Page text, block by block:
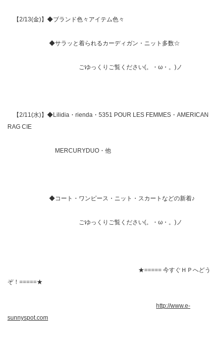
【2/13(金)】◆ブランド色々アイテム色々
◆サラッと着られるカーディガン・ニット多数☆
ごゆっくりご覧ください(。・ω・。)ノ
【2/11(水)】◆Lilidia・rienda・5351 POUR LES FEMMES・AMERICAN
RAG CIE
MERCURYDUO・他
◆コート・ワンピース・ニット・スカートなどの新着♪
ごゆっくりご覧ください(。・ω・。)ノ
★===== 今すぐＨＰへどう
ぞ！=====★
http://www.e-
sunnyspot.com